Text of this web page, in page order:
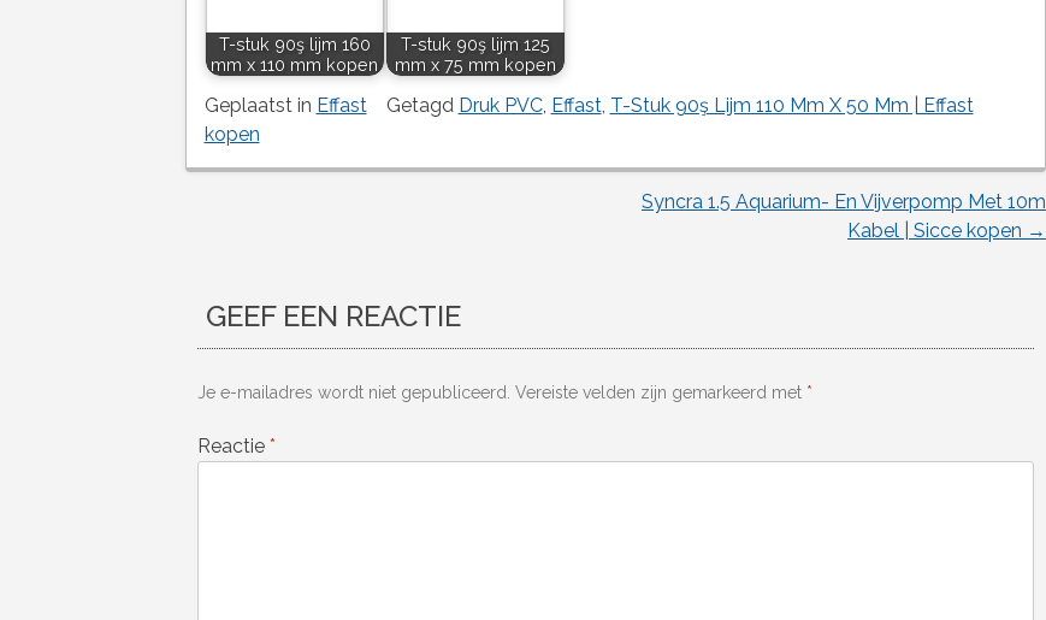
T-stuk 90ş lijm 160
mm x 110 mm kopen
T-stuk 90ş lijm 125
mm x 75 mm kopen
Geplaatst in Effast Getagd Druk PVC, Effast, T-Stuk 90ş Lijm 110 Mm X 50 Mm | Effast
kopen
Syncra 1.5 Aquarium- En Vijverpomp Met 10m
Kabel | Sicce kopen →
GEEF EEN REACTIE
Je e-mailadres wordt niet gepubliceerd. Vereiste velden zijn gemarkeerd met *
Reactie *